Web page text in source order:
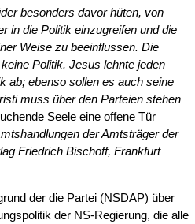
besonders davor hüten, von
in die Politik einzugreifen und die
Weise zu beeinflussen. Die
Politik. Jesus lehnte jeden
ab; ebenso sollen es auch seine
muss über den Parteien stehen
Seele eine offene Tür
der Amtsträger der
Friedrich Bischoff, Frankfurt
der die Partei (NSDAP) über
der NS-Regierung, die alle